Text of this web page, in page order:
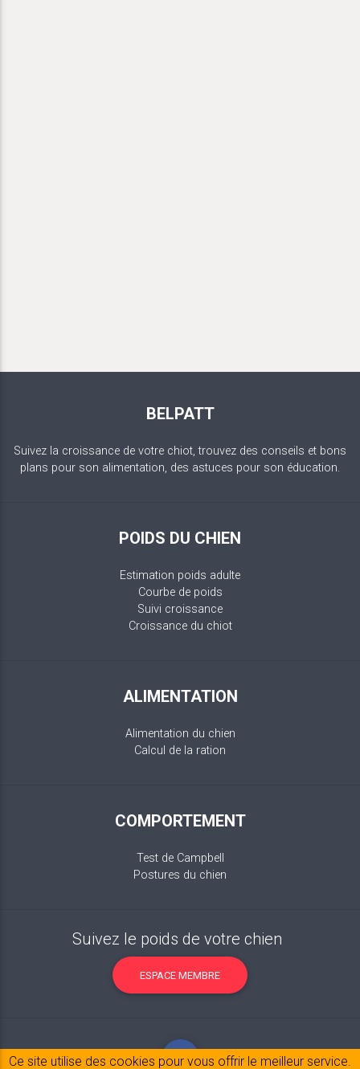
BELPATT
Suivez la croissance de votre chiot, trouvez des conseils et bons
plans pour son alimentation, des astuces pour son éducation.
POIDS DU CHIEN
Estimation poids adulte
Courbe de poids
Suivi croissance
Croissance du chiot
ALIMENTATION
Alimentation du chien
Calcul de la ration
COMPORTEMENT
Test de Campbell
Postures du chien
Suivez le poids de votre chien
ESPACE MEMBRE
Ce site utilise des cookies pour vous offrir le meilleur service.